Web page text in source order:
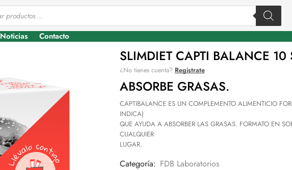
Noticias Contacto
SLIMDIET CAPTI BALANCE 10
¿No tienes cuenta? Regístrate
ABSORBE GRASAS.
CAPTIBALANCE ES UN COMPLEMENTO ALIMENTICIO
INDICA)
QUE AYUDA A ABSORBER LAS GRASAS. FORMATO EN
CUALQUIER
LUGAR.
Categoría: FDB Laboratorios